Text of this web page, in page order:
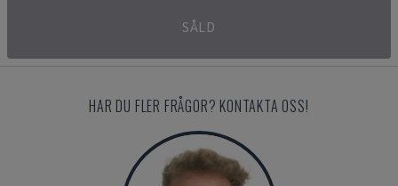
SÅLD
HAR DU FLER FRÅGOR? KONTAKTA OSS!